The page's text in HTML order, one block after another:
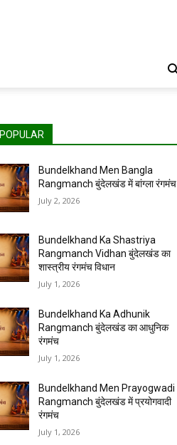
Bundelkhand Men Bangla
Rangmanch बुंदेलखंड में बांग्ला रंगमंच
July 2, 2026
Bundelkhand Ka Shastriya
Rangmanch Vidhan बुंदेलखंड का
शास्त्रीय रंगमंच विधान
July 1, 2026
Bundelkhand Ka Adhunik
Rangmanch बुंदेलखंड का आधुनिक
रंगमंच
July 1, 2026
Bundelkhand Men Prayogwadi
Rangmanch बुंदेलखंड में प्रयोगवादी
रंगमंच
July 1, 2026